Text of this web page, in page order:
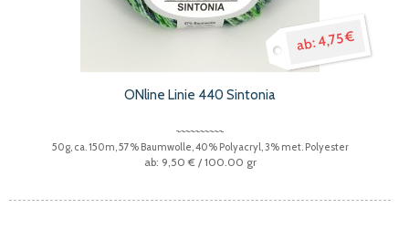
4,75 €
ONline Linie 440 Sintonia
50g, ca. 150m, 57% Baumwolle, 40% Polyacryl, 3% met. Polyester
9,50 € / 100.00 gr